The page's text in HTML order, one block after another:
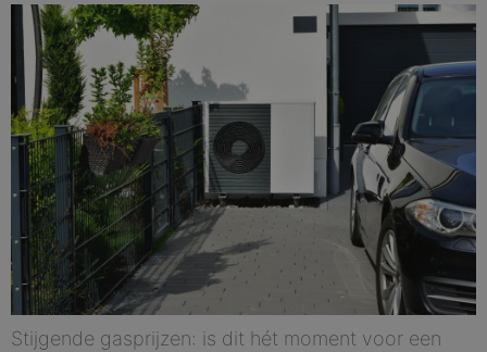
Stijgende gasprijzen: is dit hét moment voor een